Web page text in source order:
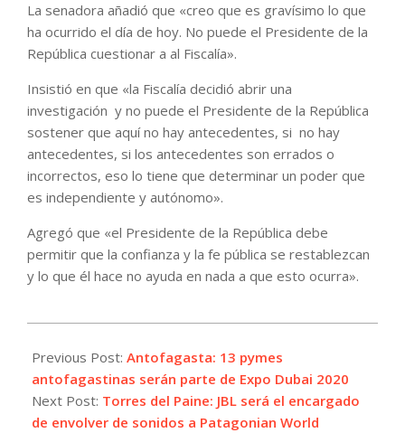
La senadora añadió que «creo que es gravísimo lo que
ha ocurrido el día de hoy. No puede el Presidente de la
República cuestionar a al Fiscalía».
Insistió en que «la Fiscalía decidió abrir una
investigación y no puede el Presidente de la República
sostener que aquí no hay antecedentes, si no hay
antecedentes, si los antecedentes son errados o
incorrectos, eso lo tiene que determinar un poder que
es independiente y autónomo».
Agregó que «el Presidente de la República debe
permitir que la confianza y la fe pública se restablezcan
y lo que él hace no ayuda en nada a que esto ocurra».
10-
08
Previous Post: Antofagasta: 13 pymes
antofagastinas serán parte de Expo Dubai 2020
Next Post: Torres del Paine: JBL será el encargado
de envolver de sonidos a Patagonian World